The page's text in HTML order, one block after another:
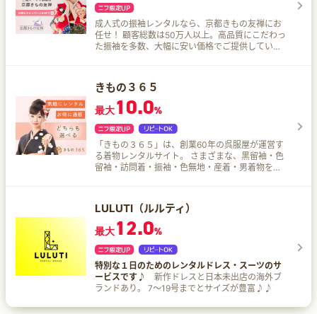
成人式の振袖レンタルなら、京都きもの友禅にお
任せ！ 顧客総数は50万人以上。高品質にこだわっ
た振袖を多数、大幅に安い価格でご提供していま
きもの３６５
最大10.0%
「きもの３６５」は、創業60年の呉服屋が運営す
る着物レンタルサイト。 さまざまな、黒留袖・色
留袖・訪問着・振袖・色無地・産着・男着物を取
LULUTI（ルルティ）
最大12.0%
特別な１日のためのレンタルドレス・スーツのサ
ービスです♪
新作ドレスと日本未出店の海外ブ
ランドあり。 7～19号までとサイズが豊富♪♪